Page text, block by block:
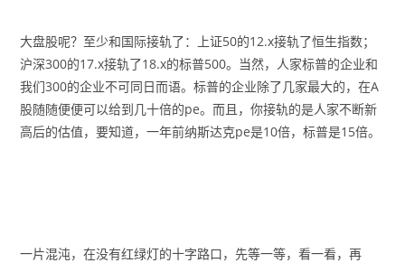
大盘股呢？至少和国际接轨了：上证50的12.x接轨了恒生指数；
沪深300的17.x接轨了18.x的标普500。当然，人家标普的企业和
我们300的企业不可同日而语。标普的企业除了几家最大的，在A
股随随便便可以给到几十倍的pe。而且，你接轨的是人家不断新
高后的估值，要知道，一年前纳斯达克pe是10倍，标普是15倍。
一片混沌，在没有红绿灯的十字路口，先等一等，看一看，再